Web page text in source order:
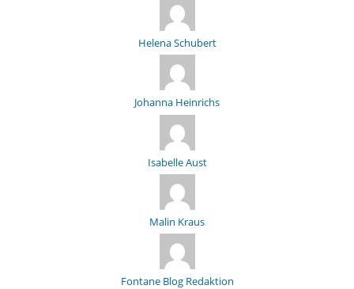
Helena Schubert
Johanna Heinrichs
Isabelle Aust
Malin Kraus
Fontane Blog Redaktion